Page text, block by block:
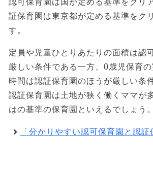
証保育園は東京都が定める基準をク
す。
定員や児童ひとりあたりの面積は認
厳しい条件である一方、0歳児保育
時間は認証保育園のほうが厳しい条
認証保育園は土地が狭く働くママが
はの基準の保育園といえるでしょう。
「分かりやすい認可保育園と認証